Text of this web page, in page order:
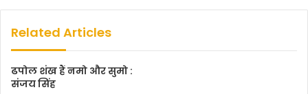
b
Related Articles
ढपोल शंख हैं नमो और सुमो :
संजय सिंह